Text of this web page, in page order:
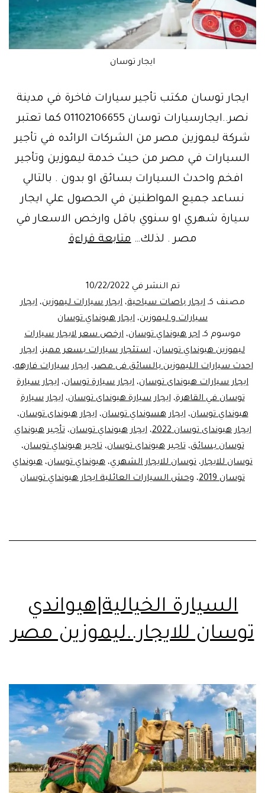
ايجار توسان
ايجار توسان مكتب تأجير سيارات فاخرة في مدينة
نصر..ايجارسيارات توسان 01102106655 كما تعتبر
شركة ليموزين مصر من الشركات الرائده في تأجير
السيارات في مصر من حيث خدمة ليموزين وتأجير
افخم واحدث السيارات بسائق او بدون . بالتالي
نساعد جميع المواطنين في الحصول علي ايجار
سيارة شهري او سنوي باقل وارخص الاسعار في
مصر . لذلك…متابعة قراءة
باص..مدينة
نصر
تم النشر في 10/22/2022
مصنف كـ ايجار باصات سياحية، ايجار سيارات ليموزين، ايجار
سيارات و ليموزين، ايجار هيونداي توسان
موسوم كـ اجر هيونداي توسان، ارخص سعر لايجار سيارات
ليموزين هيونداي توسان، استئجار سيارات بسعر مميز، ايجار
احدث سيارات الليموزين بالسائق فى مصر،ايجار سيارات فارهه،
ايجار سيارات هيونداى توسان، ايجار سيارة توسان، ايجار سيارة
توسان في القاهرة،ايجار سيارة هيونداى توسان،ايجار سيارة
هيونداي توسان،ايجار هسونداي توسان،ايجار هيونداى توسان،
ايجار هيونداى توسان 2022
،ايجار هيونداي توسان،تأجير هيونداي
توسان بسائق،تاجير هيونداى توسان،تاجير هيونداي توسان،
توسان للايجار، توسان للايجار الشهري، هيونداي توسان، هيونداي
توسان 2019
، وحش السيارات العائلية ايجار هيونداي توسان
السيارة الخيالية|هيواندي
توسان للايجار..ليموزين مصر